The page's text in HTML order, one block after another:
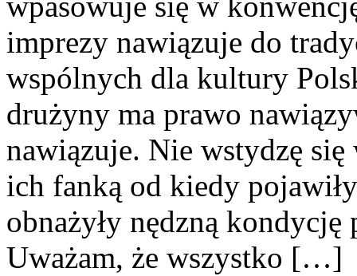
imprezy nawiązuje do
wspólnych dla kultury
drużyny ma prawo
nawiązuje. Nie wstydzę
ich fanką od kiedy
obnażyły nędzną
Uważam, że wszystko […]